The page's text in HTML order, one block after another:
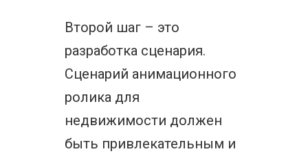
Второй шаг – это
разработка сценария.
Сценарий анимационного
ролика для
недвижимости должен
быть привлекательным и